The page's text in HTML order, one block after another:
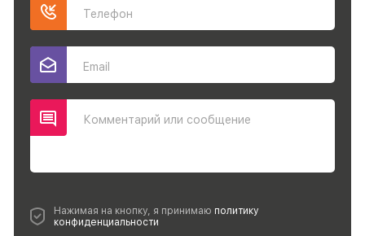
Телефон
Email
Комментарий или сообщение
Нажимая на кнопку, я принимаю политику
конфиденциальности